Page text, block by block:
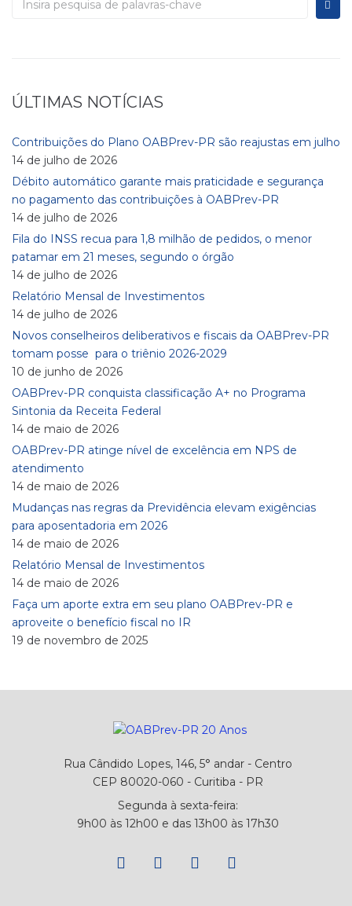
ÚLTIMAS NOTÍCIAS
Contribuições do Plano OABPrev-PR são reajustas em julho
14 de julho de 2026
Débito automático garante mais praticidade e segurança
no pagamento das contribuições à OABPrev-PR
14 de julho de 2026
Fila do INSS recua para 1,8 milhão de pedidos, o menor
patamar em 21 meses, segundo o órgão
14 de julho de 2026
Relatório Mensal de Investimentos
14 de julho de 2026
Novos conselheiros deliberativos e fiscais da OABPrev-PR
tomam posse para o triênio 2026-2029
10 de junho de 2026
OABPrev-PR conquista classificação A+ no Programa
Sintonia da Receita Federal
14 de maio de 2026
OABPrev-PR atinge nível de excelência em NPS de
atendimento
14 de maio de 2026
Mudanças nas regras da Previdência elevam exigências
para aposentadoria em 2026
14 de maio de 2026
Relatório Mensal de Investimentos
14 de maio de 2026
Faça um aporte extra em seu plano OABPrev-PR e
aproveite o benefício fiscal no IR
19 de novembro de 2025
Rua Cândido Lopes, 146, 5° andar - Centro
CEP 80020-060 - Curitiba - PR
Segunda à sexta-feira:
9h00 às 12h00 e das 13h00 às 17h30